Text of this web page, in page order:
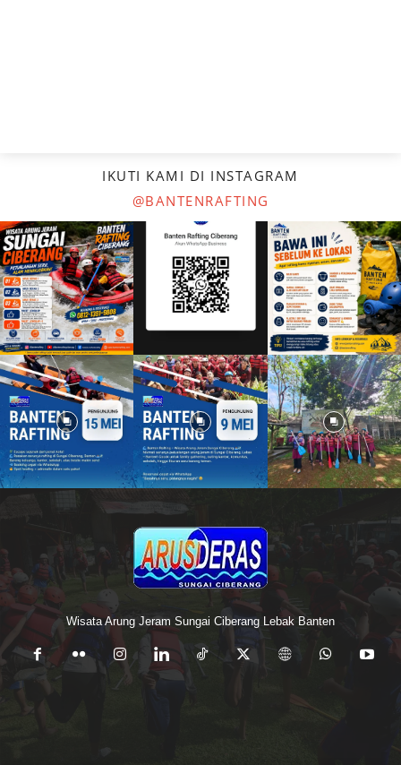
IKUTI KAMI DI INSTAGRAM
@BANTENRAFTING
Wisata Arung Jeram Sungai Ciberang Lebak Banten